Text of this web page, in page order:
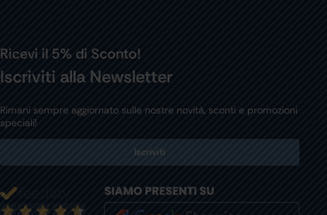
Ricevi il 5% di Sconto!
Iscriviti alla Newsletter
Rimani sempre aggiornato sulle nostre novità, sconti e promozioni
speciali!
Iscriviti